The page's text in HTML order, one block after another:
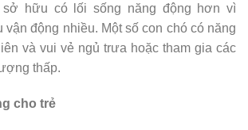
hữu có lối sống năng động hơn vì
vận động nhiều. Một số con chó có năng
và vui vẻ ngủ trưa hoặc tham gia các
thấp.
cho trẻ